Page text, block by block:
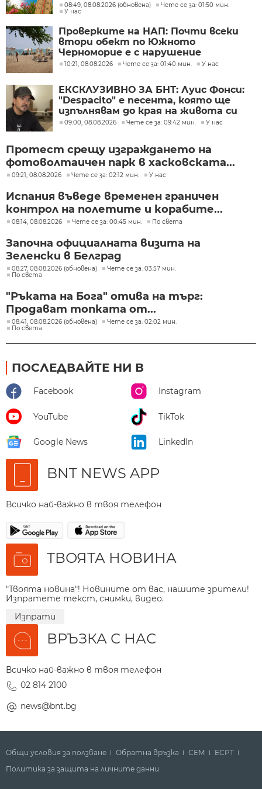
08:49, 08.08.2026 (обновена)
Чете се за: 01:50 мин.
У нас
Проверките на НАП: Почти всеки
втори обект по Южното
Черноморие е с нарушение
10:21, 08.08.2026 Чете се за: 01:40 мин. У нас
ЕКСКЛУЗИВНО ЗА БНТ: Луис Фонси:
"Despacito" е песента, която ще
изпълнявам до края на живота си
09:00, 08.08.2026 Чете се за: 09:42 мин. У нас
Протест срещу изграждането на
фотоволтаичен парк в хасковската...
09:21, 08.08.2026 Чете се за: 02:12 мин. У нас
Испания въведе временен граничен
контрол на полетите и корабите...
08:14, 08.08.2026 Чете се за: 00:45 мин. По света
Започна официалната визита на
Зеленски в Белград
08:27, 08.08.2026 (обновена)
Чете се за: 03:57 мин.
По света
"Ръката на Бога" отива на търг:
Продават топката от...
08:41, 08.08.2026 (обновена)
Чете се за: 02:02 мин.
По света
ПОСЛЕДВАЙТЕ НИ В
Facebook Instagram
YouTube TikTok
Google News LinkedIn
BNT NEWS APP
Всичко най-важно в твоя телефон
ТВОЯТА НОВИНА
"Твоята новина"! Новините от вас, нашите зрители!
Изпратете текст, снимки, видео.
Изпрати
ВРЪЗКА С НАС
Всичко най-важно в твоя телефон
02 814 2100
news@bnt.bg
Общи условия за ползване Обратна връзка СЕМ
ECPT
Политика за защита на личните данни